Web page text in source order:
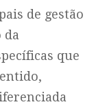
de gestão
da
que